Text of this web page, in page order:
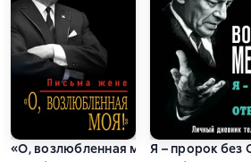
«О, возлюбленная моя!». Письма
Я – пророк без